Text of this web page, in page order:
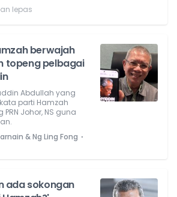
lepas
berwajah
topeng pelbagai
Abdullah yang
parti Hamzah
Johor, NS guna
& Ng Ling Fong ⋅
ada sokongan